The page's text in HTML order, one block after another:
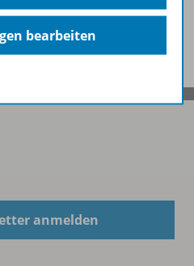
anmelden
bearbeiten